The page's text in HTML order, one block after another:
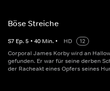
Böse Streiche
S7 Ep.5 • 40 Min. • HD
12
Corporal James Korby wird an
gefunden. Er war für seine derben
der Racheakt eines Opfers seines